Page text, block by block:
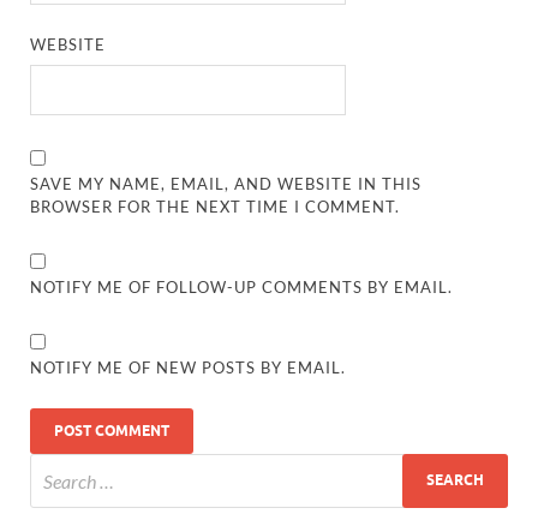
WEBSITE
SAVE MY NAME, EMAIL, AND WEBSITE IN THIS
BROWSER FOR THE NEXT TIME I COMMENT.
NOTIFY ME OF FOLLOW-UP COMMENTS BY EMAIL.
NOTIFY ME OF NEW POSTS BY EMAIL.